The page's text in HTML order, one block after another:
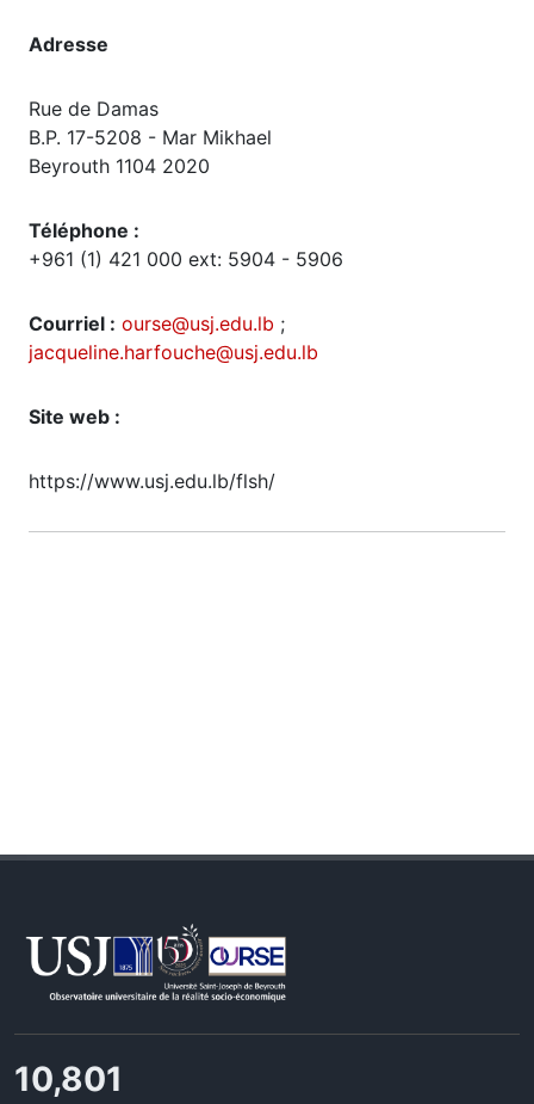
Adresse
Rue de Damas
B.P. 17-5208 - Mar Mikhael
Beyrouth 1104 2020
Téléphone :
+961 (1) 421 000 ext: 5904 - 5906
Courriel : ourse@usj.edu.lb ;
jacqueline.harfouche@usj.edu.lb
Site web :
https://www.usj.edu.lb/flsh/
11,727